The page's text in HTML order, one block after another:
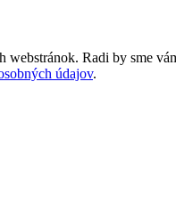
webstránok. Radi by sme
údajov.